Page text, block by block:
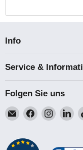
Info
Service &
Folgen Sie uns
Email
Talk-
Finden
Sie
auf
Finden
Sie
Sie